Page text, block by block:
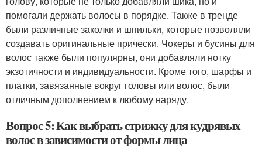
помогали держать волосы в порядке. Также в тренде
были различные заколки и шпильки, которые позволяли
создавать оригинальные прически. Чокеры и бусины для
волос также были популярны, они добавляли нотку
экзотичности и индивидуальности. Кроме того, шарфы и
платки, завязанные вокруг головы или волос, были
отличным дополнением к любому наряду.
Вопрос 5: Как выбрать стрижку для кудрявых
волос в зависимости от формы лица